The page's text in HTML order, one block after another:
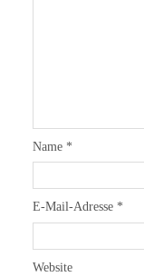
Name *
E-Mail-Adresse *
Website